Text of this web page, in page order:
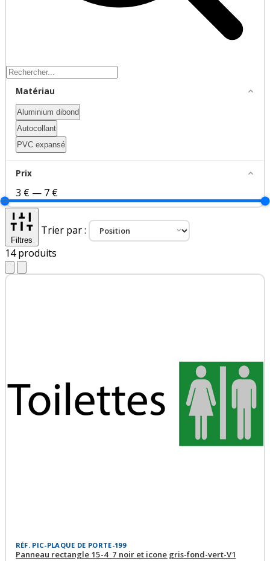
Matériau
Aluminium dibond
Autocollant
PVC expansé
Prix
3 € — 7 €
Filtres
Trier par :
14produits
RÉF. PIC-PLAQUE DE PORTE-199
Panneau rectangle 15-4_7 noir et icone gris-fond-vert-V1